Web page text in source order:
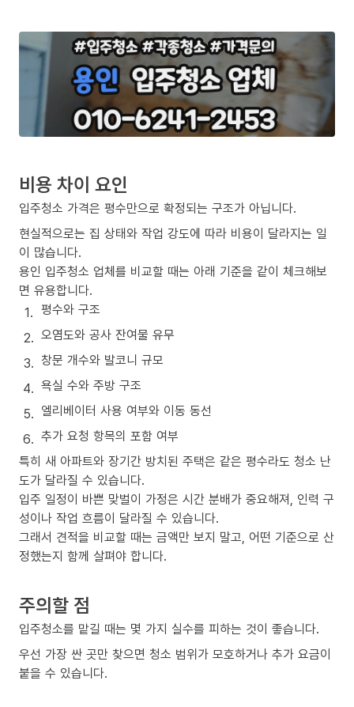
비용 차이 요인
입주청소 가격은 평수만으로 확정되는 구조가 아닙니다.
현실적으로는 집 상태와 작업 강도에 따라 비용이 달라지는 일
이 많습니다.
용인 입주청소 업체를 비교할 때는 아래 기준을 같이 체크해보
면 유용합니다.
평수와 구조
오염도와 공사 잔여물 유무
창문 개수와 발코니 규모
욕실 수와 주방 구조
엘리베이터 사용 여부와 이동 동선
추가 요청 항목의 포함 여부
특히 새 아파트와 장기간 방치된 주택은 같은 평수라도 청소 난
도가 달라질 수 있습니다.
입주 일정이 바쁜 맞벌이 가정은 시간 분배가 중요해져, 인력 구
성이나 작업 흐름이 달라질 수 있습니다.
그래서 견적을 비교할 때는 금액만 보지 말고, 어떤 기준으로 산
정했는지 함께 살펴야 합니다.
주의할 점
입주청소를 맡길 때는 몇 가지 실수를 피하는 것이 좋습니다.
우선 가장 싼 곳만 찾으면 청소 범위가 모호하거나 추가 요금이
붙을 수 있습니다.